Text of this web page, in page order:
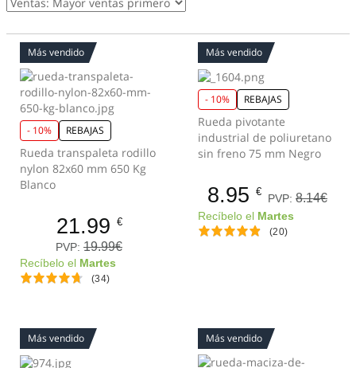
Más vendido
- 10% REBAJAS
Rueda transpaleta rodillo
nylon 82x60 mm 650 Kg
Blanco
21.99 €
PVP: 19.99€
Recíbelo el Martes
(34)
Más vendido
- 10% REBAJAS
Rueda pivotante
industrial de poliuretano
sin freno 75 mm Negro
8.95 €
PVP: 8.14€
Recíbelo el Martes
(20)
Más vendido Más vendido